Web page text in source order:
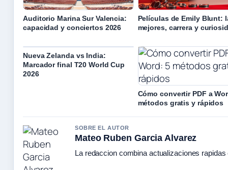
Auditorio Marina Sur Valencia:
capacidad y conciertos 2026
Películas de Emily Blunt:
mejores, carrera y
Nueva Zelanda vs India:
Marcador final T20 World Cup
2026
Cómo convertir PDF a
métodos gratis y rápidos
SOBRE EL AUTOR
Mateo Ruben Garcia Alvarez
La redaccion combina actualizaciones